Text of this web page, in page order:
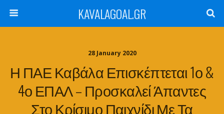
KAVALAGOAL.GR
28 January 2020
Η ΠΑΕ Καβάλα Επισκέπτεται 1ο &
4ο ΕΠΑΛ – Προσκαλεί Άπαντες
Στο Κρίσιμο Παιχνίδι Με Τα